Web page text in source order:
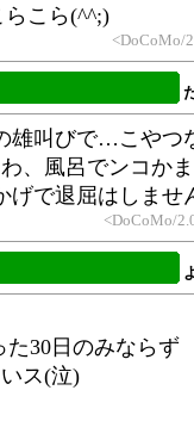
こら(^^;)
<DoCoMo/
雄叫びで…こやつ
、風呂でンコか
げで退屈はしませ
<DoCoMo/
30日のみならず
ス(泣)